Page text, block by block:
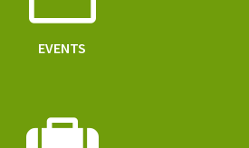
EVENTS